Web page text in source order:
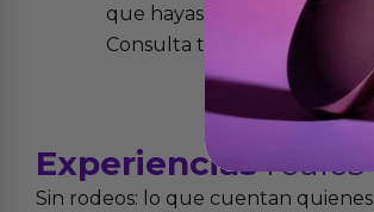
que hayas recibido y que
Consulta todos los detalles
Experienciasreales
Sin rodeos: lo que cuentan